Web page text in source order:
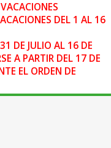
DEL 1 AL 16
DE JULIO AL 16 DE
A PARTIR DEL 17 DE
EL ORDEN DE